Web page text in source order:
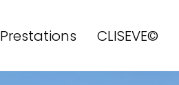
Prestations CLISEVE©